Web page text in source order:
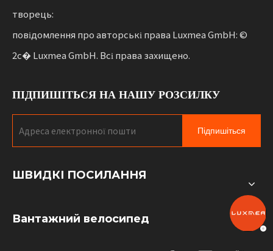
творець:
повідомлення про авторські права Luxmea GmbH: ©
2с� Luxmea GmbH. Всі права захищено.
ПІДПИШІТЬСЯ НА НАШУ РОЗСИЛКУ
Підпишіться
ШВИДКІ ПОСИЛАННЯ
Вантажний велосипед